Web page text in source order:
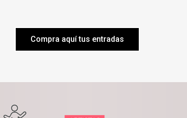
Compra aquí tus entradas